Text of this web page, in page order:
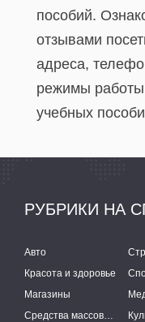
пособий.
отзывами
адреса,
режимы
учебных
РУБРИКИ НА
Авто
Красота и здоровье
Магазины
Средства массовой информации